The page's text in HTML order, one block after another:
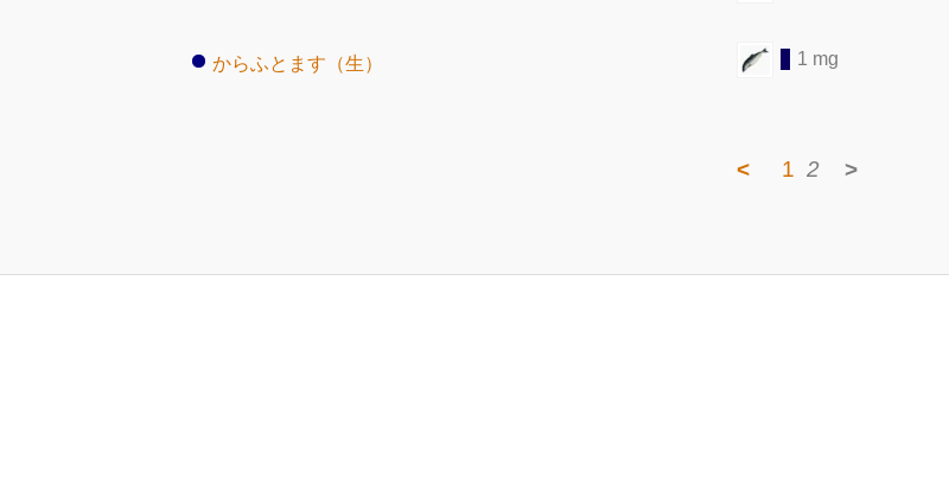
からふとます（生） 1 mg
< 1 2 >